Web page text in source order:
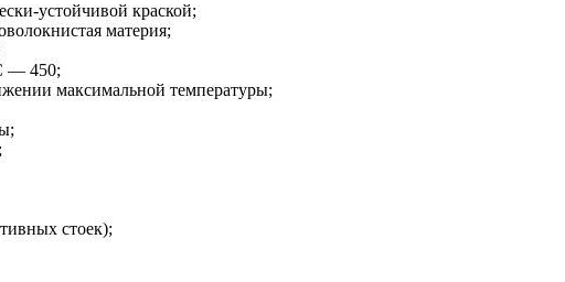
устойчивой краской;
материя;
— 450;
максимальной температуры;
стоек);